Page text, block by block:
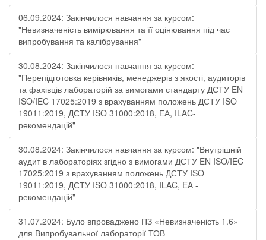
06.09.2024: Закінчилося навчання за курсом:
"Невизначеність вимірювання та її оцінювання під час
випробування та калібрування"
30.08.2024: Закінчилося навчання за курсом:
"Перепідготовка керівників, менеджерів з якості, аудиторів
та фахівців лабораторій за вимогами стандарту ДСТУ EN
ISO/IEC 17025:2019 з врахуванням положень ДСТУ ISO
19011:2019, ДСТУ ISO 31000:2018, ЕА, ILAC-
рекомендацій"
30.08.2024: Закінчилося навчання за курсом: "Внутрішній
аудит в лабораторіях згідно з вимогами ДСТУ EN ISO/IEC
17025:2019 з врахуванням положень ДСТУ ISO
19011:2019, ДСТУ ISO 31000:2018, ILAC, EA -
рекомендацій"
31.07.2024: Було впроваджено ПЗ «Невизначеність 1.6»
для Випробувальної лабораторії ТОВ